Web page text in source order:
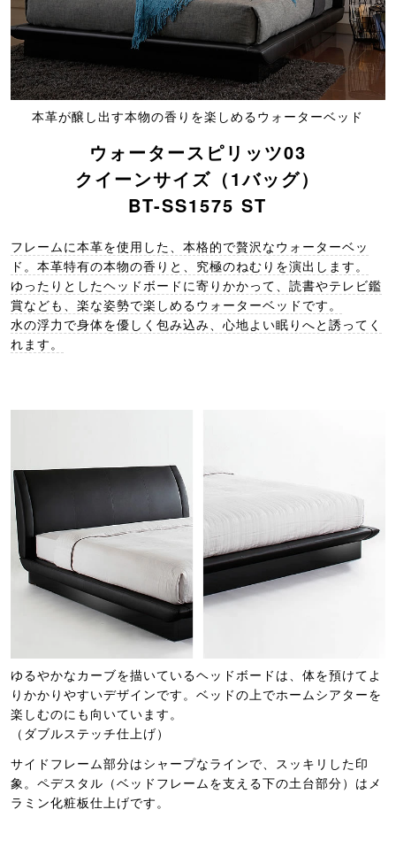
本革が醸し出す本物の香りを楽しめるウォーターベッド
ウォータースピリッツ03
クイーンサイズ（1バッグ）
BT-SS1575 ST
フレームに本革を使用した、本格的で贅沢なウォーターベッ
ド。本革特有の本物の香りと、究極のねむりを演出します。
ゆったりとしたヘッドボードに寄りかかって、読書やテレビ鑑
賞なども、楽な姿勢で楽しめるウォーターベッドです。
水の浮力で身体を優しく包み込み、心地よい眠りへと誘ってく
れます。
ゆるやかなカーブを描いているヘッドボードは、体を預けてよ
りかかりやすいデザインです。ベッドの上でホームシアターを
楽しむのにも向いています。
（ダブルステッチ仕上げ）
サイドフレーム部分はシャープなラインで、スッキリした印
象。ペデスタル（ベッドフレームを支える下の土台部分）はメ
ラミン化粧板仕上げです。